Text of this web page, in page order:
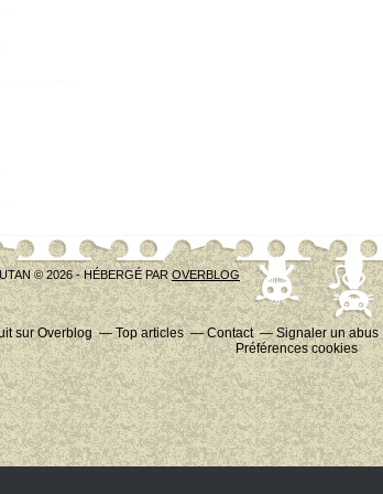
© 2026 - HÉBERGÉ PAR OVERBLOG
sur Overblog Top articles Contact Signaler un abus
Préférences cookies